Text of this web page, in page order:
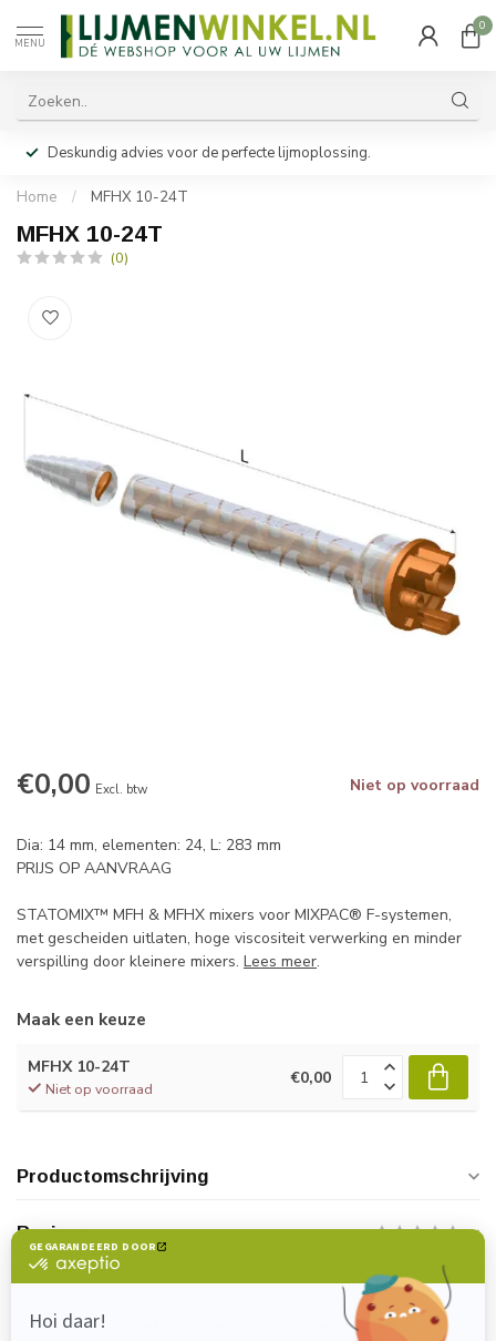
MENU
0
Deskundig advies voor de perfecte lijmoplossing.
Home / MFHX 10-24T
MFHX 10-24T
(0)
€0,00 Excl. btw Niet op voorraad
Dia: 14 mm, elementen: 24, L: 283 mm
PRIJS OP AANVRAAG
STATOMIX™ MFH & MFHX mixers voor MIXPAC® F-systemen,
met gescheiden uitlaten, hoge viscositeit verwerking en minder
verspilling door kleinere mixers. Lees meer.
Maak een keuze
MFHX 10-24T
Niet op voorraad
€0,00
Productomschrijving
Reviews
Heeft u vragen over dit product?